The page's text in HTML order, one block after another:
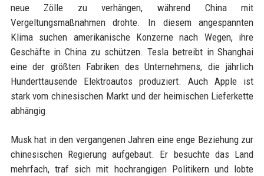
neue Zölle zu verhängen, während China mit
Vergeltungsmaßnahmen drohte. In diesem angespannten
Klima suchen amerikanische Konzerne nach Wegen, ihre
Geschäfte in China zu schützen. Tesla betreibt in Shanghai
eine der größten Fabriken des Unternehmens, die jährlich
Hunderttausende Elektroautos produziert. Auch Apple ist
stark vom chinesischen Markt und der heimischen Lieferkette
abhängig.
Musk hat in den vergangenen Jahren eine enge Beziehung zur
chinesischen Regierung aufgebaut. Er besuchte das Land
mehrfach, traf sich mit hochrangigen Politikern und lobte